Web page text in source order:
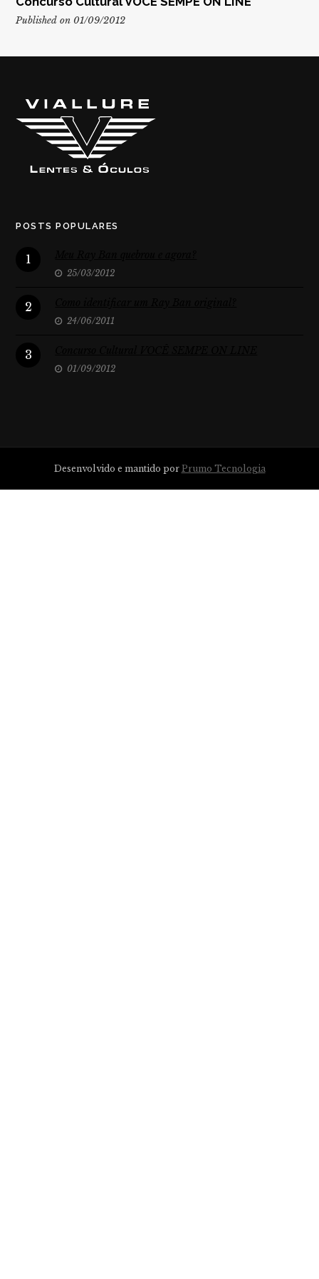
Published on 01/09/2012
POSTS POPULARES
1
25/03/2012
2
24/06/2011
3
01/09/2012
Desenvolvido e mantido por Prumo Tecnologia